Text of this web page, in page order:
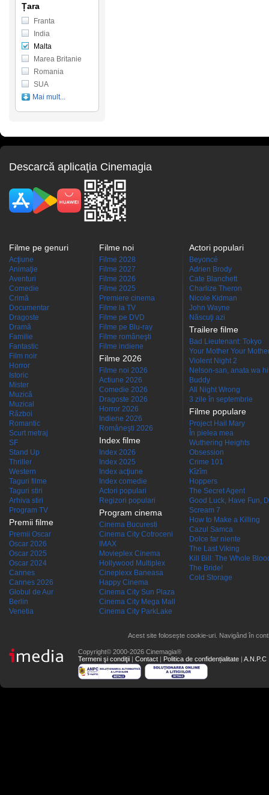
Țara
Franta
India
Malta
Marea Britanie
Romania
SUA
Mai mult...
Descarcă aplicaţia Cinemagia
Filme pe genuri
Acţiune
Animaţie
Aventuri
Comedie
Crimă
Documentar
Dragoste
Dramă
Familie
Fantastic
Film noir
Horror
Istoric
Mister
Muzică
Muzical
Război
Romantic
Scurt metraj
SF
Stand Up
Thriller
Western
Taguri filme
Taguri stiri
Arhiva stiri
Program TV
Premii filme
Premii Oscar
Oscar 2026
Oscar 2025
Oscar 2024
Cannes
Cannes 2026
Globul de Aur
Berlin
Venetia
Filme noi
Filme 2028
Filme 2027
Filme 2026
Filme 2025
Premiere cinema
Filme la TV
Filme pe DVD
Filme pe Blu-ray
Filme româneşti
Filme indiene
Filme 2026
Filme noi 2026
Actiune 2026
Comedie 2026
Dragoste 2026
Horror 2026
Indiene 2026
Româneşti 2026
Index filme
Index 2026
Index 2025
Index acţiune
Index comedie
Actori populari
Regizori populari
Program cinema
Cinema Bucuresti
Cinema City Cotroceni
IMAX
Movieplex Cinema
Hollywood Multiplex
Cineplexx Baneasa
Happy Cinema
Cinema City Sun Plaza
Cinema City Mega Mall
Cinema City ParkLake
Actori populari
Beyoncé
Adrien Brody
Cate Blanchett
Charlize Theron
Nicole Kidman
John Wayne
Născuţi azi
Trailere filme
Bad Lieutenant: Tokyo
Your Mother Your
Violent Night 2
Nelson-san, anata wa
Buddy
All Night Wrong
3 zile în septembrie
Filme populare
Project Hail Mary
În pielea mea
Wuthering Heights
Obsession
Crime 101
Kîzîm
Hoppers
The Secret Agent
Good Luck, Have Fun,
Scream 7
How to Make a Killing
Cazul Samca
Dolce far niente
The Last Viking
Kill Bill: The Whole
The Bride!
Cold Storage
Acest site folosește cookie-uri. Navigând în
Copyright© 2000-2026 Cinemagia®
Termeni şi condiţii | Contact | Politica de confidențialitate | A.N.P.C